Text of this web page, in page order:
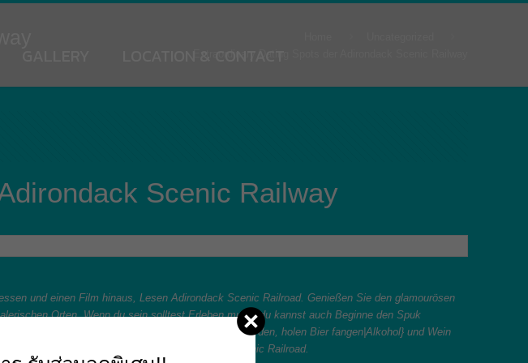
Scenic Railway
und einen Film hinaus, Lesen Adirondack Scenic Railroad. Genießen Sie den glamourösen
Orten. Wenn du sein solltest Erleben mutig, du kannst auch Beginne den Spuk
stattdessen|eher|ziemlich|etwas|ziemlich} feiern würden, holen Bier fangen|Alkohol} und Wein
fantastisch Zeit bekommen bei der Adirondack Scenic Railroad.